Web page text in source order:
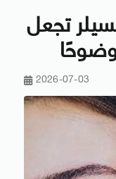
تجعل
وضوحًا
2026-07-03